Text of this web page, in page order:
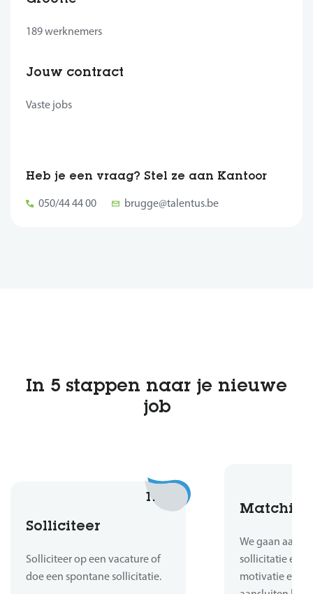
189 werknemers
Jouw contract
Vaste jobs
Heb je een vraag? Stel ze aan Kantoor
050/44 44 00 brugge@talentus.be
In 5 stappen naar je nieuwe
job
1.
Solliciteer
Solliciteer op een vacature of
doe een spontane sollicitatie.
We gaan aan
sollicitatie en
motivatie en